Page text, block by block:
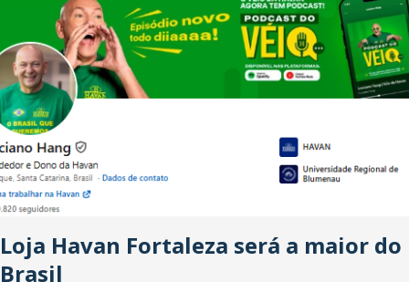
recente das empresas, impulsionado pelas confraternizações de
fim de ano e pelo pagamento do 13º Salário para um número maior
de trabalhadores, já que o país tem a menor taxa de desemprego
dos anos recentes. Ainda segundo a Pesquisa, em novembro de
2025, 40% dos bares e restaurantes operaram com lucro e outros
40% registraram equilíbrio financeiro. Já o percentual de
estabelecimentos no prejuízo ficou em 19%, pouco abaixo do
observado no mês anterior. Outros 1% não existiam em novembro.
com a pesquisa, 44% dos n...
Loja Havan Fortaleza será a maior do
Brasil